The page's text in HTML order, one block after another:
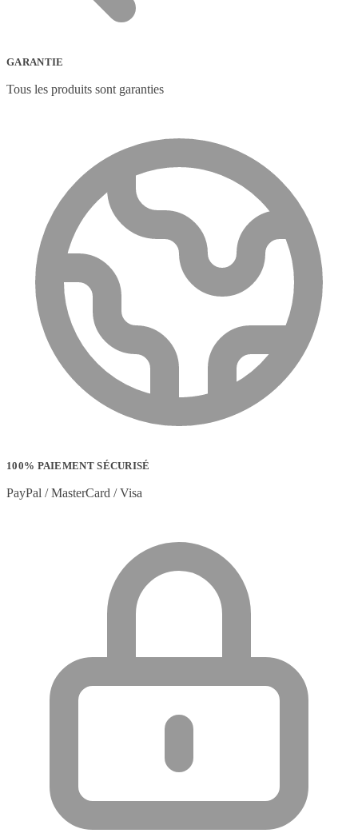
GARANTIE
Tous les produits sont garanties
100% PAIEMENT SÉCURISÉ
PayPal / MasterCard / Visa